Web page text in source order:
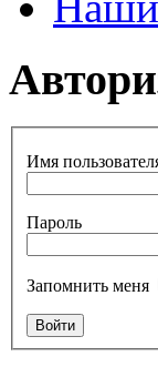
Имя
Пароль
Запомнить меня